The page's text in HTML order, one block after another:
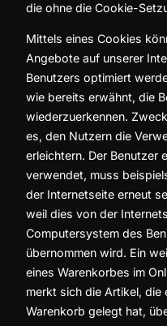
die ohne die Cookie-
Mittels eines Cookies
Angebote auf unserer
Benutzers optimiert
wie bereits erwähnt, die
wiederzuerkennen.
es, den Nutzern die
erleichtern. Der Benutzer
verwendet, muss
der Internetseite erneut
weil dies von der
Computersystem des
übernommen wird. Ein
eines Warenkorbes im
merkt sich die Artikel, die
Warenkorb gelegt hat,